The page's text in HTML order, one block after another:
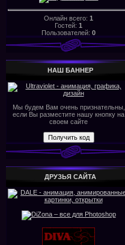
Онлайн всего: 1
Гостей: 1
Пользователей: 0
НАШ БАHHЕР
Мы будем Вам очень признательны,
если Вы разместите нашу кнопку на
своем сайте
ДРУЗЬЯ САЙТА